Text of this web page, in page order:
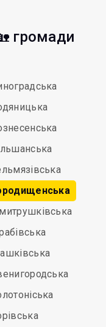
громади